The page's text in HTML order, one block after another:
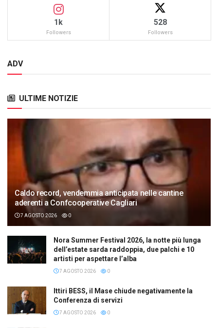
1k
Followers
528
Followers
ADV
ULTIME NOTIZIE
Caldo record, vendemmia anticipata nelle cantine
aderenti a Confcooperative Cagliari
7 AGOSTO 2026 0
Nora Summer Festival 2026, la notte più lunga
dell’estate sarda raddoppia, due palchi e 10
artisti per aspettare l’alba
7 AGOSTO 2026 0
Ittiri BESS, il Mase chiude negativamente la
Conferenza di servizi
7 AGOSTO 2026 0